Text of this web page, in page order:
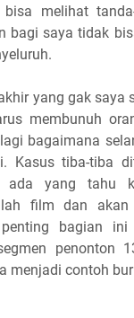
melihat
bagi saya tidak
yang gak saya
membunuh
bagaimana
Kasus tiba-tiba
yang tahu
film dan akan
bagian ini
penonton
menjadi contoh